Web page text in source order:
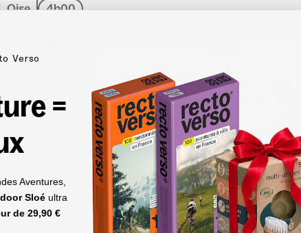
Oise 4h00
Jadis placé sur la route Paris-Amiens, Luzarches était
le tracé du chemin de fer la laisse à l’écart...
dans le temps ! Visitez d’abord les commerces de
belle halle du marché pour pour vous ravitailler en
: un petit paradis rural où l’on se balade de
nombreux cours d’eaux et lavoirs. Dans un pré, des
paissent tranquillement. On est ailleurs !
Verso
=
Aventures,
Sloé ultra
de 29,90 €